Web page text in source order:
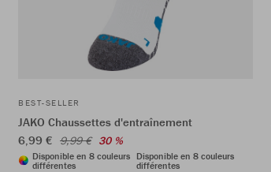
BEST-SELLER
JAKO Chaussettes d'entraînement
6,99 € 9,99 € 30 %
Disponible en 8 couleurs
différentes
Disponible en 8 couleurs
différentes